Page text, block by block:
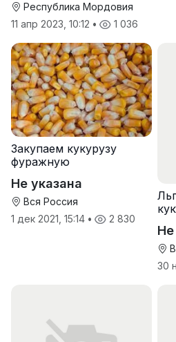
Республика Мордовия
11 апр 2023, 10:12 • 1 036
Закупаем кукурузу
фуражную
Не указана
Вся Россия
1 дек 2021, 15:14 • 2 830
Не
30